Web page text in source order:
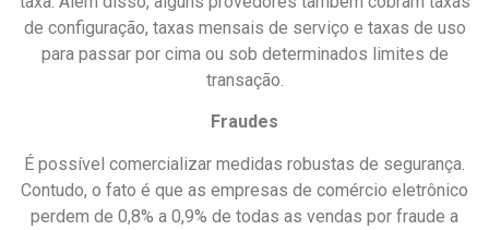
de configuração, taxas mensais de serviço e taxas de uso
para passar por cima ou sob determinados limites de
transação.
Fraudes
É possível comercializar medidas robustas de segurança.
Contudo, o fato é que as empresas de comércio eletrônico
perdem de 0,8% a 0,9% de todas as vendas por fraude a